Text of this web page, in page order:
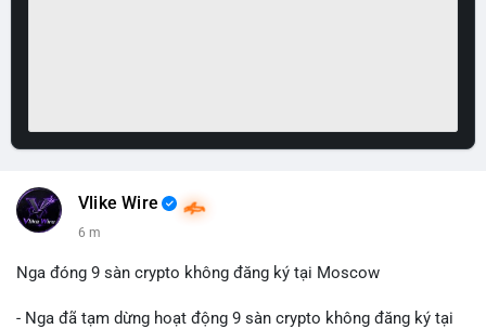
Vlike Wire
6 m
Nga đóng 9 sàn crypto không đăng ký tại Moscow
- Nga đã tạm dừng hoạt động 9 sàn crypto không đăng ký tại